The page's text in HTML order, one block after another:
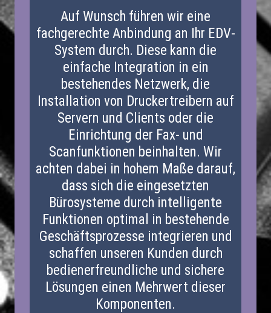
Auf Wunsch führen wir eine
fachgerechte Anbindung an Ihr EDV-
System durch. Diese kann die
einfache Integration in ein
bestehendes Netzwerk, die
Installation von Druckertreibern auf
Servern und Clients oder die
Einrichtung der Fax- und
Scanfunktionen beinhalten. Wir
achten dabei in hohem Maße darauf,
dass sich die eingesetzten
Bürosysteme durch intelligente
Funktionen optimal in bestehende
Geschäftsprozesse integrieren und
schaffen unseren Kunden durch
bedienerfreundliche und sichere
Lösungen einen Mehrwert dieser
Komponenten.